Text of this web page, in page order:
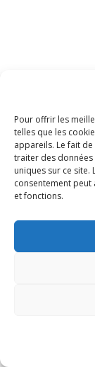
Pour offrir les
telles que les
appareils. Le fait
traiter des
uniques sur ce
consentement
et fonctions.
Signify-